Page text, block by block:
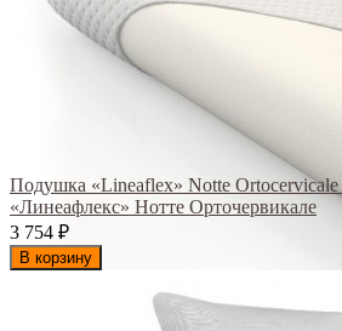
Подушка «Lineaflex» Notte
«Линеафлекс» Нотте Орточервикале
3 754 ₽
В корзину